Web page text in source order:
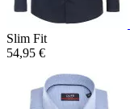
Slim Fit
54,95 €